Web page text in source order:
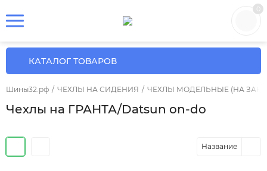
КАТАЛОГ ТОВАРОВ
Шины32.рф / ЧЕХЛЫ НА СИДЕНИЯ / ЧЕХЛЫ МОДЕЛЬНЫЕ (НА
Чехлы на ГРАНТА/Datsun on-do
Название